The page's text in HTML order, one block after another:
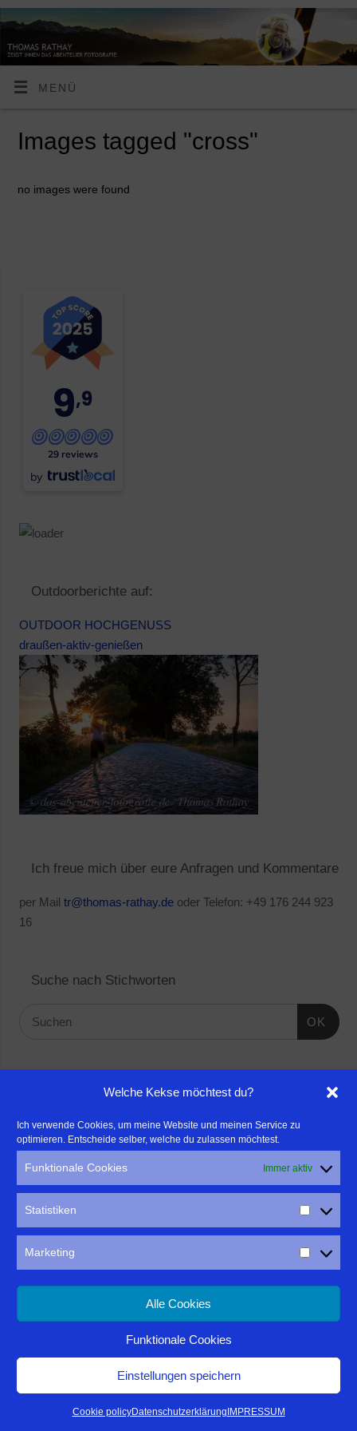
Welche Kekse möchtest du?
Ich verwende Cookies, um meine Website und meinen Service zu
optimieren. Entscheide selber, welche du zulassen möchtest.
Funktionale Cookies Immer aktiv
Statistiken
Marketing
Alle Cookies
Funktionale Cookies
Einstellungen speichern
Cookie policyDatenschutzerklärung IMPRESSUM
MENÜ
Images tagged "cross"
no images were found
9,9
29 reviews
by
Outdoorberichte auf:
OUTDOOR HOCHGENUSS
draußen-aktiv-genießen
Ich freue mich über eure Anfragen und Kommentare
per Mail tr@thomas-rathay.deoder Telefon: +49 176 244 923
16
Suche nach Stichworten
OK
- Für professionelle Fotografen, die ihre Stärken mehr in den
Fokus rücken wollen, empfehle ich eine Beratung durch Frau
Dr. Martina Mettner
IMPRESSUM DATENSCHUTZ
Thomas Rathay| Präsentiert vonMantra&WordPress.